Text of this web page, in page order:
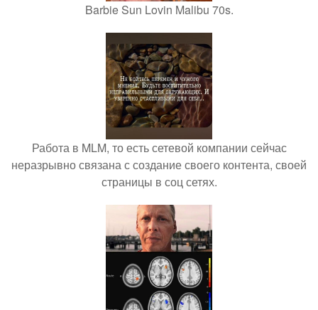
Barbie Sun Lovin Malibu 70s.
Работа в MLM, то есть сетевой компании сейчас
неразрывно связана с создание своего контента, своей
страницы в соц сетях.